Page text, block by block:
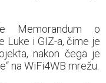
Memorandum o
Luke i GIZ-a, čime je
nakon čega je
na WiFi4WB mrežu.